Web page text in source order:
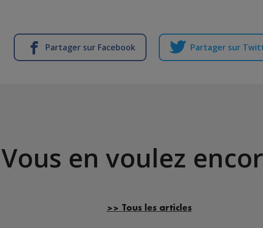
Partager sur Facebook Partager sur
Vous en voulez
>> Tous les articles